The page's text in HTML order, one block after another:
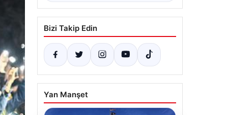
Bizi Takip Edin
Yan Manşet